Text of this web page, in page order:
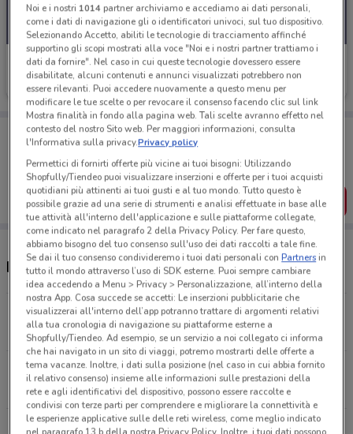
Sky
Scade il 16/08
Porta DoveConviene sempre con te!
Puoi trovare le migliori offerte dei negozi vicino a te,
salvarle e creare la tua lista del risparmio, comodamente
dal tuo cellulare.
SCARICA L’APP
Indirizzo e negozi Sky
Via Piemonte Vittuone
5.4 km
APERTO
Via Keplero, 38 Settimo Milanese
13.4 km
APERTO
Via G. Peroni , 32 Galliate
Noi e i nostri 1014partner archiviamo e accediamo ai dati personali,
come i dati di navigazione gli o identificatori univoci, sul tuo dispositivo.
Selezionando Accetto, abiliti le tecnologie di tracciamento affinché
supportino gli scopi mostrati alla voce "Noi e i nostri partner trattiamo i
dati da fornire". Nel caso in cui queste tecnologie dovessero essere
disabilitate, alcuni contenuti e annunci visualizzati potrebbero non
essere rilevanti. Puoi accedere nuovamente a questo menu per
modificare le tue scelte o per revocare il consenso facendo clic sul link
Mostra finalità in fondo alla pagina web. Tali scelte avranno effetto nel
contesto del nostro Sito web. Per maggiori informazioni, consulta
l'Informativa sulla privacy.Privacy policy
Permettici di fornirti offerte più vicine ai tuoi bisogni: Utilizzando
Shopfully/Tiendeo puoi visualizzare inserzioni e offerte per i tuoi acquisti
quotidiani più attinenti ai tuoi gusti e al tuo mondo. Tutto questo è
possibile grazie ad una serie di strumenti e analisi effettuate in base alle
tue attività all'interno dell'applicazione e sulle piattaforme collegate,
come indicato nel paragrafo 2 della Privacy Policy. Per fare questo,
abbiamo bisogno del tuo consenso sull'uso dei dati raccolti a tale fine.
Se dai il tuo consenso condivideremo i tuoi dati personali conPartnersin
tutto il mondo attraverso l’uso di SDK esterne. Puoi sempre cambiare
idea accedendo a Menu > Privacy > Personalizzazione, all’interno della
nostra App. Cosa succede se accetti: Le inserzioni pubblicitarie che
visualizzerai all'interno dell’app potranno trattare di argomenti relativi
alla tua cronologia di navigazione su piattaforme esterne a
Shopfully/Tiendeo. Ad esempio, se un servizio a noi collegato ci informa
che hai navigato in un sito di viaggi, potremo mostrarti delle offerte a
tema vacanze. Inoltre, i dati sulla posizione (nel caso in cui abbia fornito
il relativo consenso) insieme alle informazioni sulle prestazioni della
rete e agli identificativi del dispositivo, possono essere raccolte e
condivisi con terze parti per comprendere e migliorare la connettività e
le esperienze applicative sulle delle reti wireless, come meglio indicato
nel paragrafo 13.b della nostra Privacy Policy. Inoltre, i tuoi dati possono